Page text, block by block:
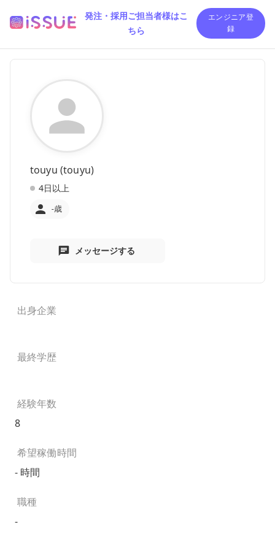
発注・採用ご担当者様はこ
ちら
エンジニア登
録
touyu (touyu)
4日以上
-歳
メッセージする
出身企業
最終学歴
経験年数
8
希望稼働時間
- 時間
職種
-